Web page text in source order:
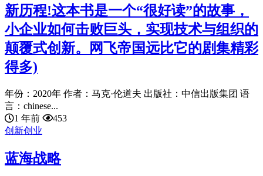
新历程!这本书是一个“很好读”的故事，
小企业如何击败巨头，实现技术与组织的
颠覆式创新。网飞帝国远比它的剧集精彩
得多)
年份：2020年 作者：马克·伦道夫 出版社：中信出版集团 语
言：chinese...
1 年前
453
创新创业
蓝海战略